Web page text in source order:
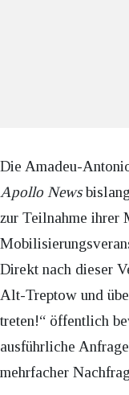
Die Amadeu-
Apollo News
zur Teilnahme ihrer
Direkt nach dieser
Alt-Treptow und
treten!“ öffentlich
ausführliche
mehrfacher